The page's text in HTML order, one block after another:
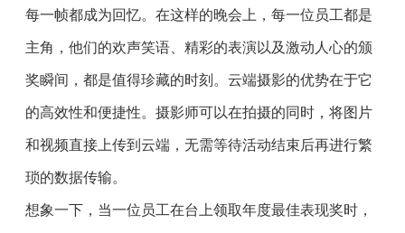
每一帧都成为回忆。在这样的晚会上，每一位员工都是
主角，他们的欢声笑语、精彩的表演以及激动人心的颁
奖瞬间，都是值得珍藏的时刻。云端摄影的优势在于它
的高效性和便捷性。摄影师可以在拍摄的同时，将图片
和视频直接上传到云端，无需等待活动结束后再进行繁
琐的数据传输。
想象一下，当一位员工在台上领取年度最佳表现奖时，